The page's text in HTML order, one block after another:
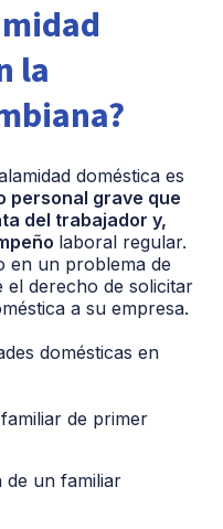
la
doméstica es
personal grave que
del trabajador y,
laboral regular.
en un problema de
el derecho de solicitar
a su empresa.
domésticas en
de primer
de un familiar